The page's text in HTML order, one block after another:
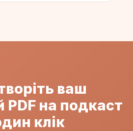
ваш
PDF на подкаст
клік